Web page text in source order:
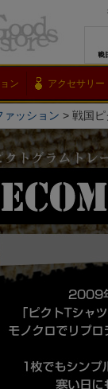
ン アクセサリー
ァッション 戦国ピ